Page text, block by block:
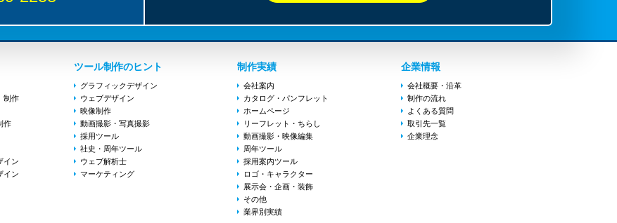
制作
作
イン
イン
ツール制作のヒント
グラフィックデザイン
ウェブデザイン
映像制作
動画撮影・写真撮影
採用ツール
社史・周年ツール
ウェブ解析士
マーケティング
制作実績
会社案内
カタログ・パンフレット
ホームページ
リーフレット・ちらし
動画撮影・映像編集
周年ツール
採用案内ツール
ロゴ・キャラクター
展示会・企画・装飾
その他
業界別実績
企業情報
会社概要・沿革
制作の流れ
よくある質問
取引先一覧
企業理念